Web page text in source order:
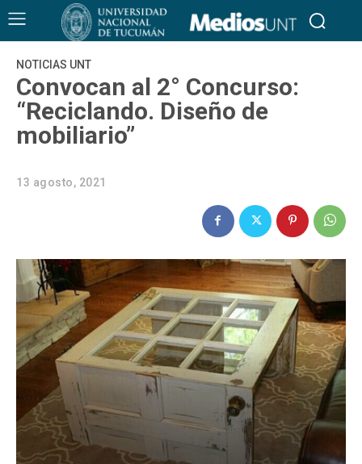
NOTICIAS UNT
Convocan al 2° Concurso:
“Reciclando. Diseño de
mobiliario”
13 agosto, 2021